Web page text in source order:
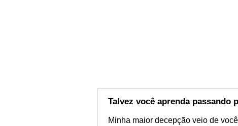
Talvez você aprenda passando
Minha maior decepção veio de